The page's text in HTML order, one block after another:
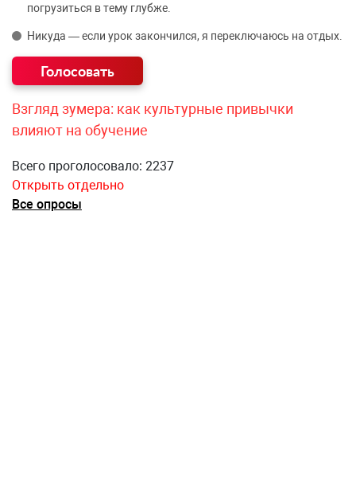
погрузиться в тему глубже.
Никуда — если урок закончился, я переключаюсь на отдых.
Взгляд зумера: как культурные привычки
влияют на обучение
Всего проголосовало: 2237
Открыть отдельно
Все опросы